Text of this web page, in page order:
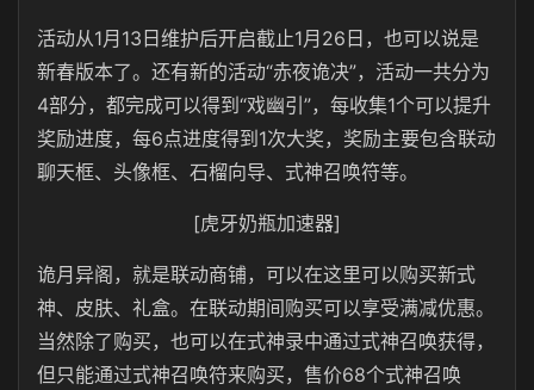
活动从1月13日维护后开启截止1月26日，也可以说是
新春版本了。还有新的活动“赤夜诡决”，活动一共分为
4部分，都完成可以得到“戏幽引”，每收集1个可以提升
奖励进度，每6点进度得到1次大奖，奖励主要包含联动
聊天框、头像框、石榴向导、式神召唤符等。
[虎牙奶瓶加速器]
诡月异阁，就是联动商铺，可以在这里可以购买新式
神、皮肤、礼盒。在联动期间购买可以享受满减优惠。
当然除了购买，也可以在式神录中通过式神召唤获得，
但只能通过式神召唤符来购买，售价68个式神召唤